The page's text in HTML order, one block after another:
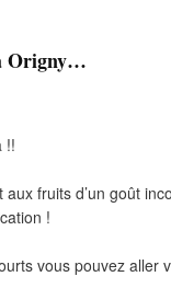
Origny…
!!
fruits d’un goût
!
vous pouvez aller